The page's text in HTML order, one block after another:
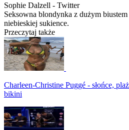
Sophie Dalzell - Twitter
Seksowna blondynka z dużym
niebieskiej sukience.
Przeczytaj także
Charleen-Christine Puggé - słońce,
bikini